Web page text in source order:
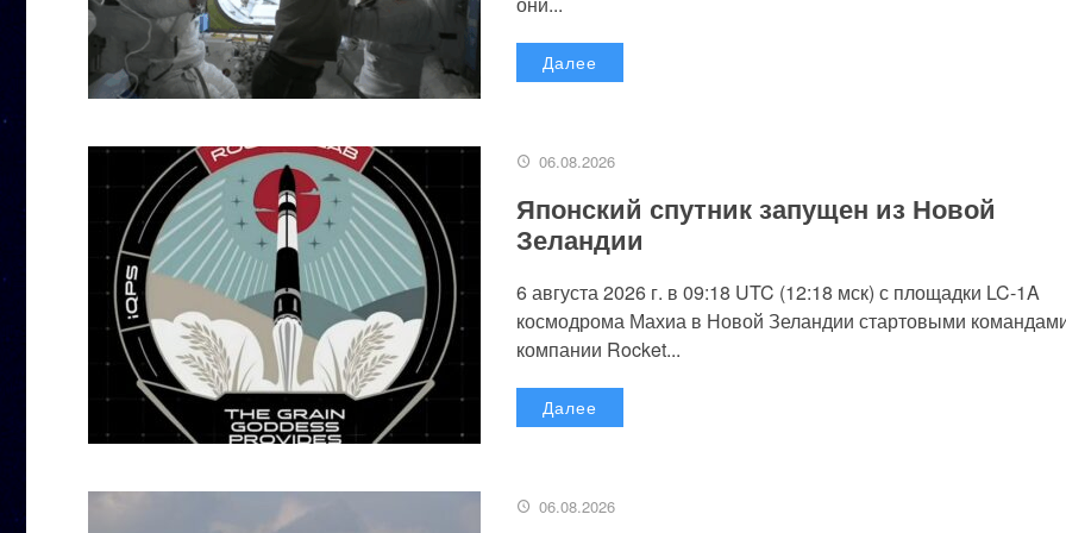
Далее
06.08.2026
Японский спутник запущен из Новой
Зеландии
6 августа 2026 г. в 09:18 UTC (12:18 мск) с площадки LC-1A
космодрома Махиа в Новой Зеландии стартовыми
компании Rocket...
Далее
06.08.2026